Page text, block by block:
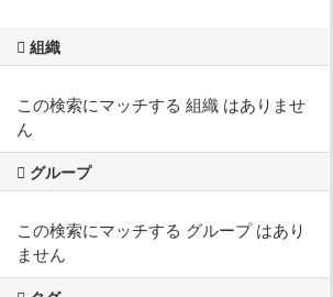
組織
この検索にマッチする 組織 はありませ
ん
グループ
この検索にマッチする グループ はあり
ません